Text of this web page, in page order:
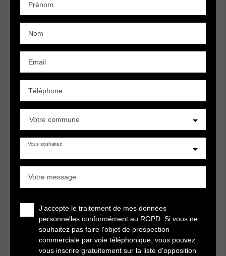
Prénom
Nom
Email
Téléphone
Votre commune
-
Vous souhaitez
Votre message
J'accepte le traitement de mes données
personnelles conformément au RGPD. Si vous ne
souhaitez pas faire l'objet de prospection
commerciale par voie téléphonique, vous pouvez
vous inscrire gratuitement sur la liste d'opposition